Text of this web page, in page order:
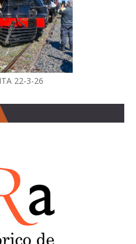
22-3-26